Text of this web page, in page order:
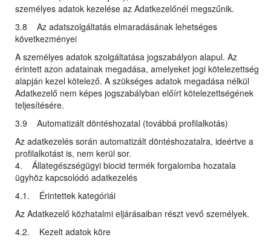
személyes adatok kezelése az Adatkezelőnél megszűnik.
3.8 Az adatszolgáltatás elmaradásának lehetséges
következményei
A személyes adatok szolgáltatása jogszabályon alapul. Az
érintett azon adatainak megadása, amelyeket jogi kötelezettség
alapján kezel kötelező. A szükséges adatok megadása nélkül
Adatkezelő nem képes jogszabályban előírt kötelezettségének
teljesítésére.
3.9 Automatizált döntéshozatal (továbbá profilalkotás)
Az adatkezelés során automatizált döntéshozatalra, ideértve a
profilalkotást is, nem kerül sor.
4. Állategészségügyi biocid termék forgalomba hozatala
ügyhöz kapcsolódó adatkezelés
4.1. Érintettek kategóriái
Az Adatkezelő közhatalmi eljárásaiban részt vevő személyek.
4.2. Kezelt adatok köre